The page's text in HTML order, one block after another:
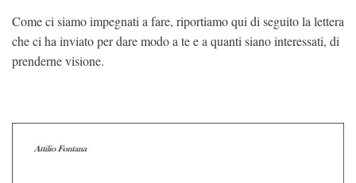
Come ci siamo impegnati a fare, riportiamo qui di seguito la lettera
che ci ha inviato per dare modo a te e a quanti siano interessati, di
prenderne visione.